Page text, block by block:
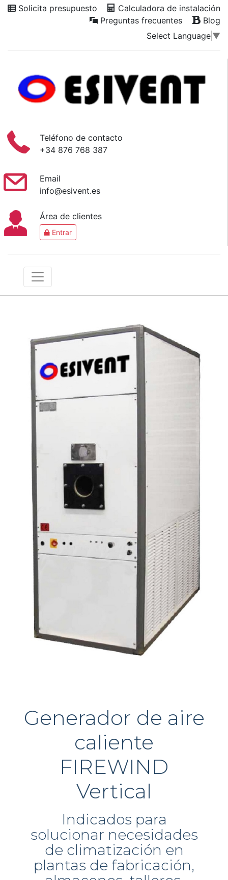
Solicita presupuesto
Calculadora de instalación
Preguntas frecuentes
Blog
Select Language ▼
Teléfono de contacto
+34 876 768 387
Email
info@esivent.es
Área de clientes
Entrar
Generador de aire
caliente
FIREWIND
Vertical
Indicados para
solucionar necesidades
de climatización en
plantas de fabricación,